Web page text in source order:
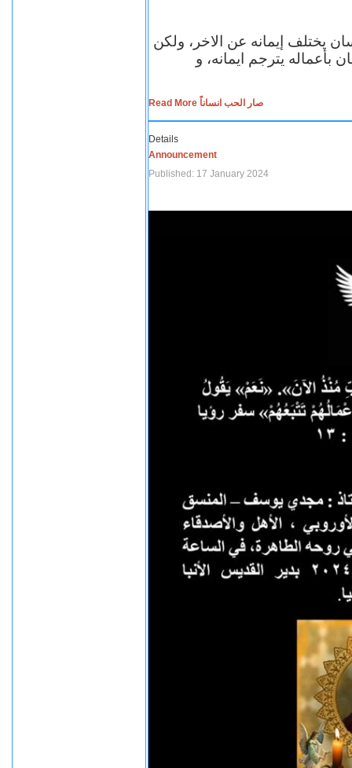
يختلف إيمانه عن الاخر، ولكن
بأعماله يترجم ايمانه، و
Read More صار الحب انساناً
Details
Announcement
Published: 17 January 2024